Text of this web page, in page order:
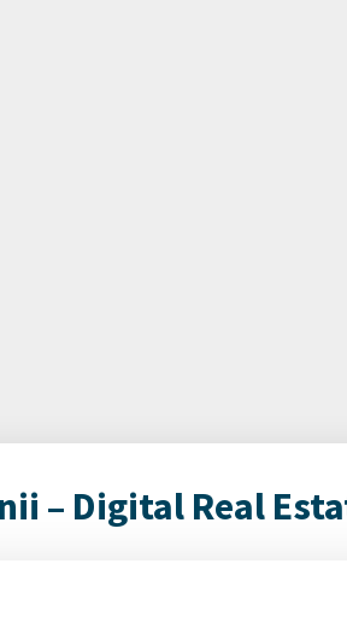
– Digital Real